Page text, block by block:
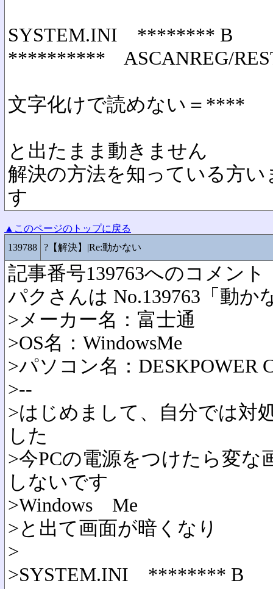
SYSTEM.INI ******** B
********** ASCANREG/
文字化けで読めない＝****
と出たまま動きません
解決の方法を知っている方
す
▲このページのトップに戻る
139788
?【解決】|Re:動かない
記事番号139763へのコメント
パクさんは No.139763「動か
>メーカー名：富士通
>OS名：WindowsMe
>パソコン名：DESKPOWER
>--
>はじめまして、自分では対
した
>今PCの電源をつけたら変な
しないです
>Windows Me
>と出て画面が暗くなり
>
>SYSTEM.INI ******** B